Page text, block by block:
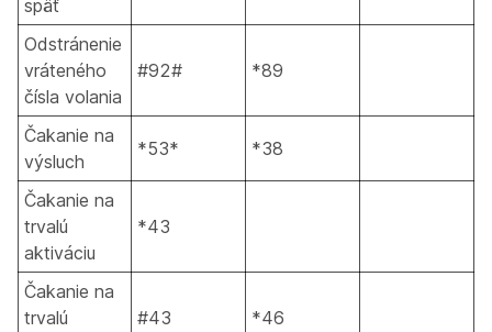
späť
Odstránenie
vráteného
čísla volania
#92# *89
Čakanie na
výsluch
*53* *38
Čakanie na
trvalú
aktiváciu
*43
Čakanie na
trvalú
#43 *46